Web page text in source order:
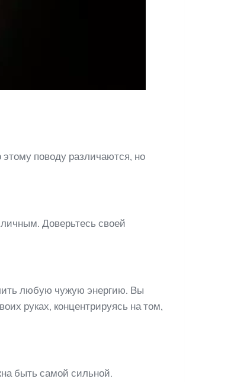
поводу различаются, но
Доверьтесь своей
любую чужую энергию. Вы
руках, концентрируясь на том,
быть самой сильной.